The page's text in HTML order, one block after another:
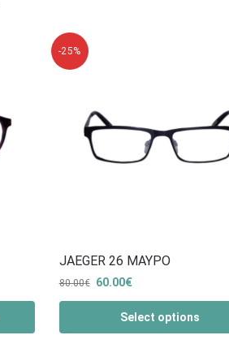
-25%
JAEGER 26 ΜΑΥΡΟ
80.00€ 60.00€
Select options